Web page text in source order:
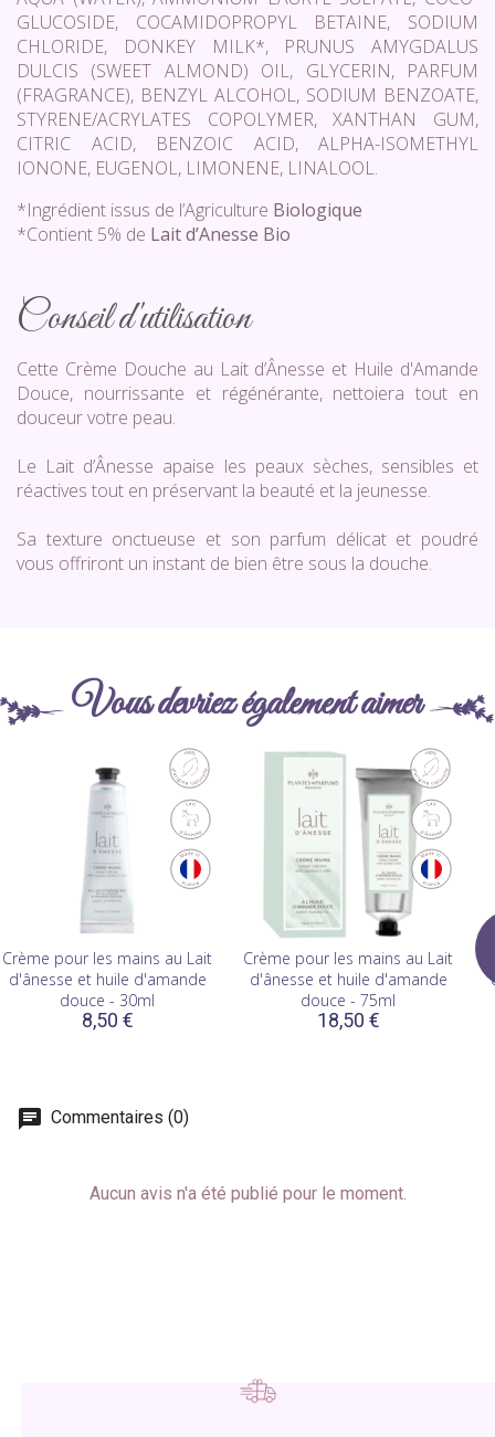
GLUCOSIDE, COCAMIDOPROPYL BETAINE, SODIUM
CHLORIDE, DONKEY MILK*, PRUNUS AMYGDALUS
DULCIS (SWEET ALMOND) OIL, GLYCERIN, PARFUM
(FRAGRANCE), BENZYL ALCOHOL, SODIUM BENZOATE,
STYRENE/ACRYLATES COPOLYMER, XANTHAN GUM,
CITRIC ACID, BENZOIC ACID, ALPHA-ISOMETHYL
IONONE, EUGENOL, LIMONENE, LINALOOL.
*Ingrédient issus de l’Agriculture Biologique
*Contient 5% de Lait d’Anesse Bio
Conseil d'utilisation
Cette Crème Douche au Lait d’Ânesse et Huile d'Amande
Douce, nourrissante et régénérante, nettoiera tout en
douceur votre peau.
Le Lait d’Ânesse apaise les peaux sèches, sensibles et
réactives tout en préservant la beauté et la jeunesse.
Sa texture onctueuse et son parfum délicat et poudré
vous offriront un instant de bien être sous la douche.
Vous devriez également aimer
Crème pour les mains au Lait
d'ânesse et huile d'amande
douce - 30ml
8,50 €
Crème pour les mains au Lait
d'ânesse et huile d'amande
douce - 75ml
18,50 €
Commentaires (0)
Aucun avis n'a été publié pour le moment.